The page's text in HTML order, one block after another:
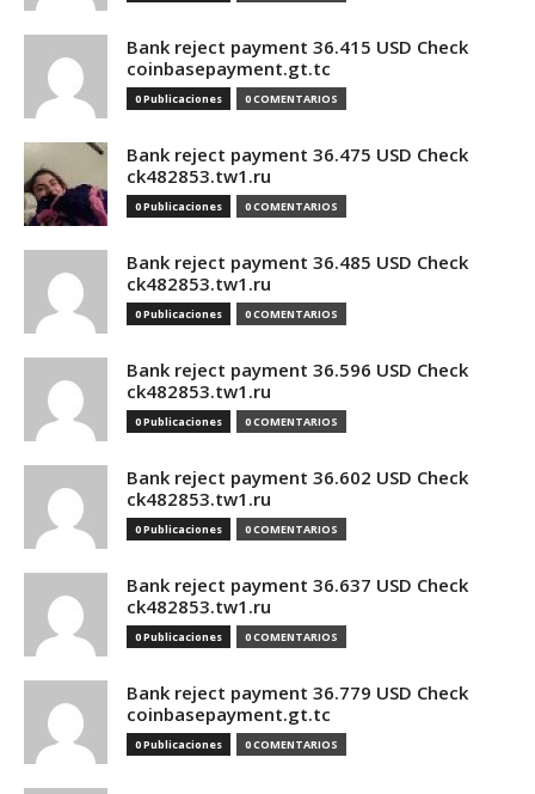
Bank reject payment 36.415 USD Check
coinbasepayment.gt.tc
0 Publicaciones 0 COMENTARIOS
Bank reject payment 36.475 USD Check
ck482853.tw1.ru
0 Publicaciones 0 COMENTARIOS
Bank reject payment 36.485 USD Check
ck482853.tw1.ru
0 Publicaciones 0 COMENTARIOS
Bank reject payment 36.596 USD Check
ck482853.tw1.ru
0 Publicaciones 0 COMENTARIOS
Bank reject payment 36.602 USD Check
ck482853.tw1.ru
0 Publicaciones 0 COMENTARIOS
Bank reject payment 36.637 USD Check
ck482853.tw1.ru
0 Publicaciones 0 COMENTARIOS
Bank reject payment 36.779 USD Check
coinbasepayment.gt.tc
0 Publicaciones 0 COMENTARIOS